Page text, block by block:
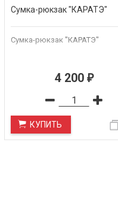
Сумка-рюкзак "КАРАТЭ"
Сумка-рюкзак "КАРАТЭ"
4 200 ₽
КУПИТЬ